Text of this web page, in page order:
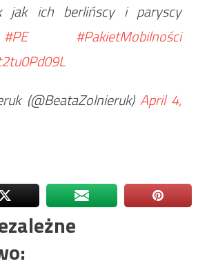
jak ich berlińscy i paryscy
#PE
#PakietMobilności
(@BeataZolnieruk) April 4,